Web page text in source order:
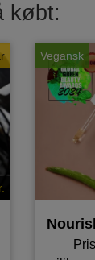
købt:
Vegansk